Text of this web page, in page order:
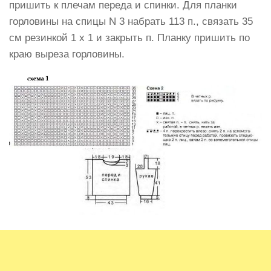
пришить к пле­чам переда и спинки. Для план­ки
горловины на спицы N 3 набрать 113 п., связать 35
см резинкой 1 х 1 и закрыть п. Планку пришить по
краю выреза горловины.